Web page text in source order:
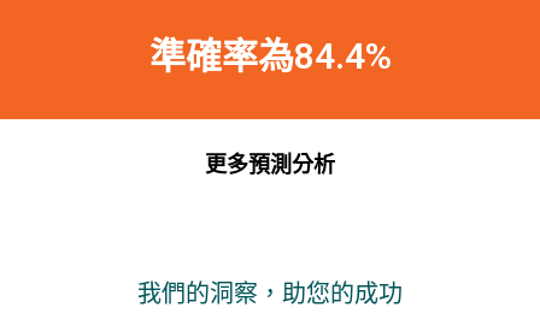
準確率為84.4%
更多預測分析
我們的洞察，助您的成功